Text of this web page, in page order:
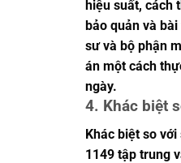
hiệu suất, cách
bảo quản và
sư và bộ phận
án một cách
ngày.
4. Khác biệt
Khác biệt so
1149 tập trung